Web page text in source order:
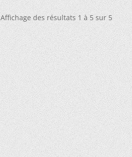
Affichage des résultats 1 à 5 sur 5